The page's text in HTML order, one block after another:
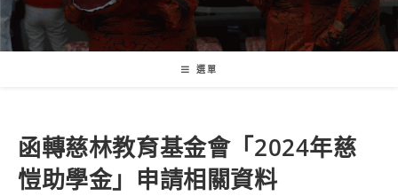
選單
函轉慈林教育基金會「2024年慈
愷助學金」申請相關資料